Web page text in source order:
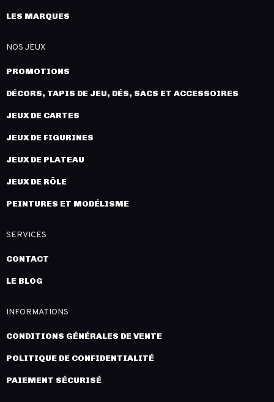
LES MARQUES
NOS JEUX
PROMOTIONS
DÉCORS, TAPIS DE JEU, DÉS, SACS ET ACCESSOIRES
JEUX DE CARTES
JEUX DE FIGURINES
JEUX DE PLATEAU
JEUX DE RÔLE
PEINTURES ET MODÉLISME
SERVICES
CONTACT
LE BLOG
INFORMATIONS
CONDITIONS GÉNÉRALES DE VENTE
POLITIQUE DE CONFIDENTIALITÉ
PAIEMENT SÉCURISÉ